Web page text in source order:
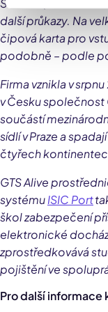
Scholar (dříve
další průkazy. Na
čipová karta pro
podobně – podle
Firma vznikla v
v Česku společnost
součástí
sídlí v Praze a
čtyřech
GTS Alive
systémuISIC Port
škol zabezpečení
elektronické
zprostředkovává
pojištění ve
Pro další informace